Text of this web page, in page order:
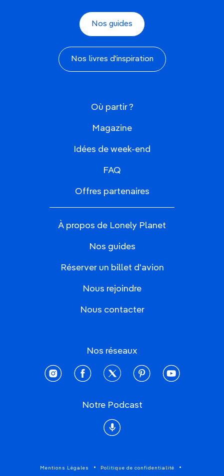
Nos guides
Nos livres d'inspiration
Où partir ?
Magazine
Idées de week-end
FAQ
Offres partenaires
À propos de Lonely Planet
Nos guides
Réserver un billet d'avion
Nous rejoindre
Nous contacter
Nos réseaux
instagramfacebooktwitter pinterestyoutube
Notre Podcast
Podcast
Mentions Légales Politique de confidentialité